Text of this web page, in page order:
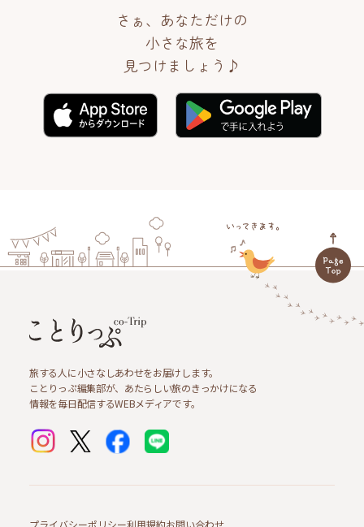
さぁ、あなただけの
小さな旅を
見つけましょう♪
旅する人に小さなしあわせをお届けします。
ことりっぷ編集部が、あたらしい旅のきっかけになる
情報を毎日配信するWEBメディアです。
プライバシーポリシー利用規約お問い合わせ